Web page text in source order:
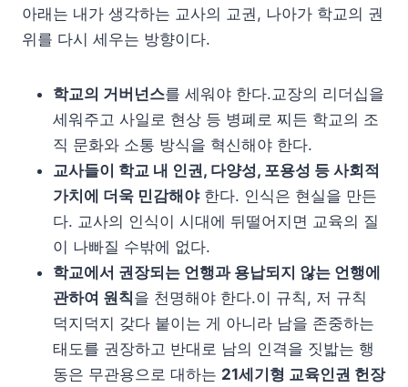
아래는 내가 생각하는 교사의 교권, 나아가 학교의 권
위를 다시 세우는 방향이다.
학교의 거버넌스를 세워야 한다.교장의 리더십을
세워주고 사일로 현상 등 병폐로 찌든 학교의 조
직 문화와 소통 방식을 혁신해야 한다.
교사들이 학교 내 인권, 다양성, 포용성 등 사회적
가치에 더욱 민감해야한다. 인식은 현실을 만든
다. 교사의 인식이 시대에 뒤떨어지면 교육의 질
이 나빠질 수밖에 없다.
학교에서 권장되는 언행과 용납되지 않는 언행에
관하여 원칙을 천명해야 한다.이 규칙, 저 규칙
덕지덕지 갖다 붙이는 게 아니라 남을 존중하는
태도를 권장하고 반대로 남의 인격을 짓밟는 행
동은 무관용으로 대하는 21세기형 교육인권 헌장